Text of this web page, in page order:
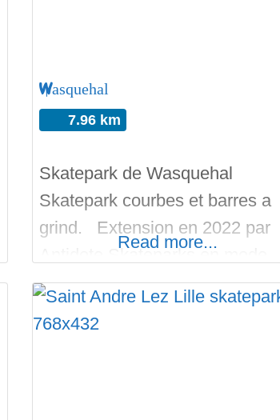
Wasquehal
7.96 km
Skatepark de Wasquehal
Skatepark courbes et barres a
grind. Extension en 2022 par
Antidote Skateparks en mode
Flowpark. Bon run sur
Skateparks.fr
Read more...